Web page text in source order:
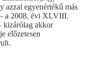
azzal egyenértékű más
a 2008. évi XLVIII.
kizárólag akkor
előzetesen